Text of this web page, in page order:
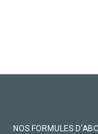
NOS FORMULES